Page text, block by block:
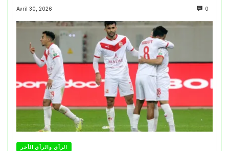
Avril 30, 2026 0
الرأي والرأي الأخر